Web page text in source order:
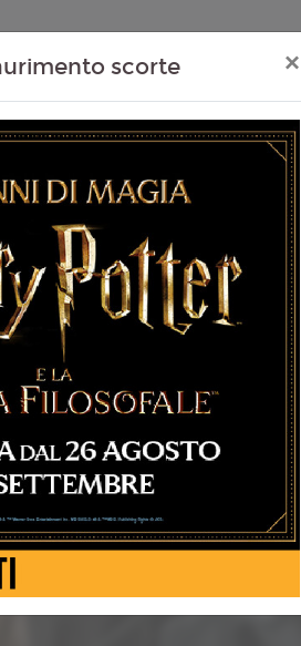
Passati Tecnologie F.A.Q
ci sono spettacoli legati a questo evento.
scorte ×